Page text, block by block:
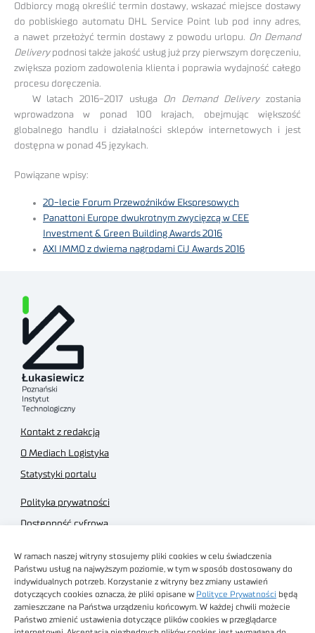
W ramach naszej witryny stosujemy pliki cookies w celu świadczenia
Państwu usług na najwyższym poziomie, w tym w sposób dostosowany do
indywidualnych potrzeb. Korzystanie z witryny bez zmiany ustawień
dotyczących cookies oznacza, że pliki opisane w Polityce Prywatności będą
zamieszczane na Państwa urządzeniu końcowym. W każdej chwili możecie
Państwo zmienić ustawienia dotyczące plików cookies w przeglądarce
Odbiorcy mogą określić termin dostawy, wskazać miejsce dostawy
do pobliskiego automatu DHL Service Point lub pod inny adres,
a nawet przełożyć termin dostawy z powodu urlopu. On Demand
Deliverypodnosi także jakość usług już przy pierwszym doręczeniu,
zwiększa poziom zadowolenia klienta i poprawia wydajność całego
procesu doręczenia.
W latach 2016-2017 usługa On Demand Deliveryzostania
wprowadzona w ponad 100 krajach, obejmując większość
globalnego handlu i działalności sklepów internetowych i jest
dostępna w ponad 45 językach.
Powiązane wpisy:
20-lecie Forum Przewoźników Ekspresowych
Panattoni Europe dwukrotnym zwycięzcą w CEE
Investment & Green Building Awards 2016
AXI IMMO z dwiema nagrodami CiJ Awards 2016
Kontakt z redakcją
O Mediach Logistyka
Statystyki portalu
Polityka prywatności
Dostępność cyfrowa
Regulamin sklepu